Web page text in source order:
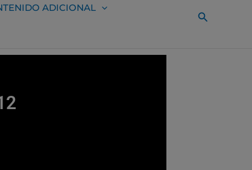
ADICIONAL
Buscar